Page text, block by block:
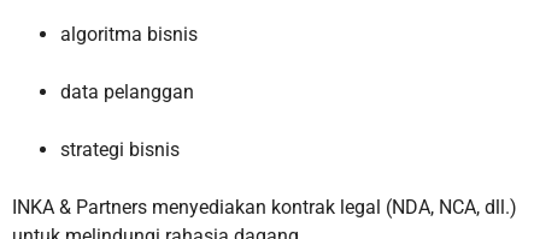
algoritma bisnis
data pelanggan
strategi bisnis
INKA & Partners menyediakan kontrak legal (NDA, NCA, dll.)